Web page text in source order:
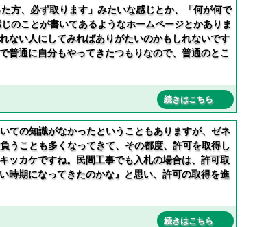
方、必ず取ります」みたいな感じとか、「何が何で
のことが書いてあるようなホームページとかありま
ない人にしてみればありがたいのかもしれないです
普通に自分もやってきたつもりなので、普通のとこ
続きはこちら
ての知識がなかったということもありますが、ゼネ
うことも多くなってきて、その都度、許可を取得し
ッカケですね。民間工事でも入札の場合は、許可取
時期になってきたのかな』と思い、許可の取得を進
続きはこちら